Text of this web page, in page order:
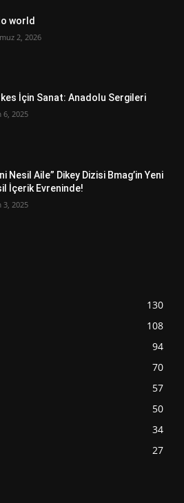
world
2, 2026
İçin Sanat: Anadolu Sergileri
6, 2025
Nesil Aile” Dikey Dizisi Bmag’in Yeni
İçerik Evreninde!
3, 2025
130
108
94
70
57
50
34
27